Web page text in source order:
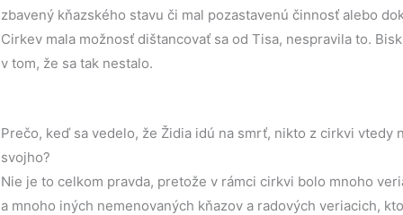
zbavený kňazského stavu či mal pozastavenú činnosť alebo
Cirkev mala možnosť dištancovať sa od Tisa, nespravila to.
v tom, že sa tak nestalo.
Prečo, keď sa vedelo, že Židia idú na smrť, nikto z cirkvi vtedy
svojho?
Nie je to celkom pravda, pretože v rámci cirkvi bolo mnoho
a mnoho iných nemenovaných kňazov a radových veriacich,